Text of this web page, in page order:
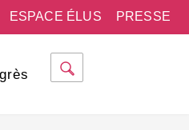
PRESSE
ESPACE ÉLUS